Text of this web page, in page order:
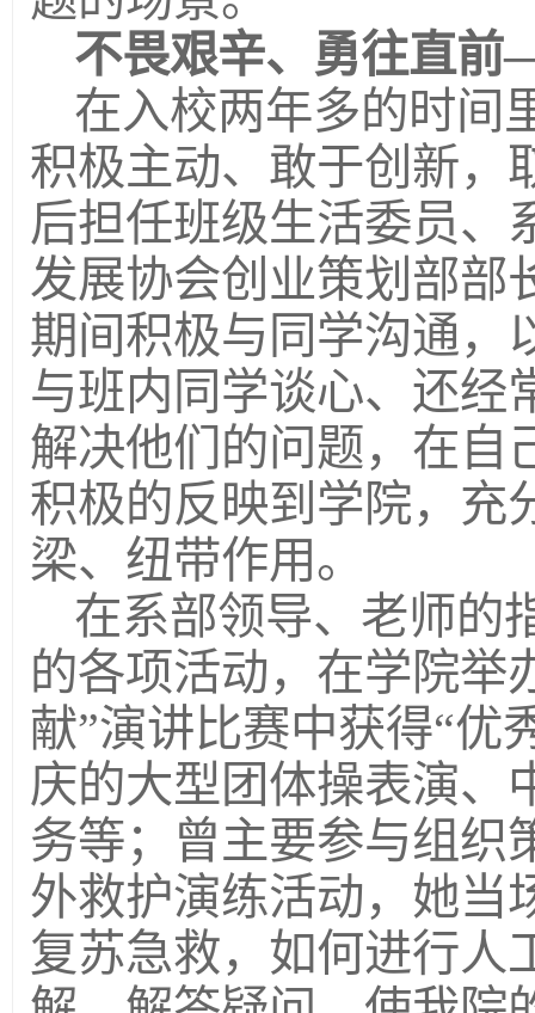
不畏艰辛、勇往直
在入校两年多的时间
积极主动、敢于创新，
后担任班级生活委员、
发展协会创业策划部部
期间积极与同学沟通，
与班内同学谈心、还经
解决他们的问题，在自
积极的反映到学院，充
梁、纽带作用。
在系部领导、老师的
的各项活动，在学院举
献”演讲比赛中获得“优
庆的大型团体操表演、
务等；曾主要参与组织
外救护演练活动，她当
复苏急救，如何进行人